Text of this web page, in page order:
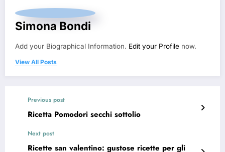
Simona Bondi
Add your Biographical Information. Edit your Profile now.
View All Posts
Previous post
Ricetta Pomodori secchi sottolio
Next post
Ricette san valentino: gustose ricette per gli